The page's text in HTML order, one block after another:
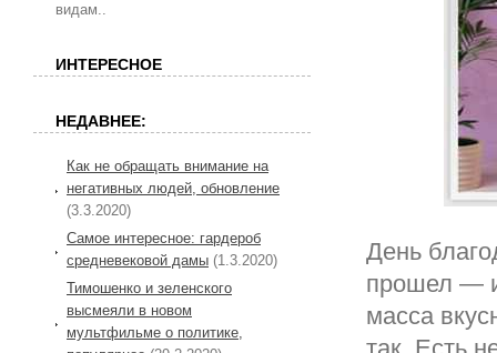
День
прошел — и
масса
видам..
ИНТЕРЕСНОЕ
НЕДАВНЕЕ:
Как не обращать внимание на
негативных людей, обновление
(3.3.2020)
Самое интересное: гардероб
средневековой дамы (1.3.2020)
Тимошенко и зеленского
высмеяли в новом
мультфильме о политике,